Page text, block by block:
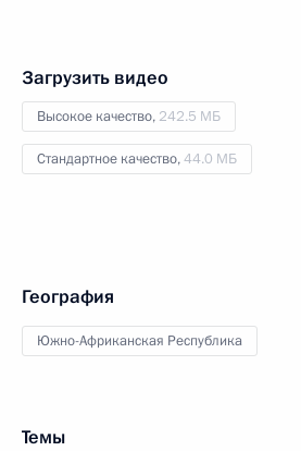
Загрузить видео
Высокое качество, 242.5 МБ
Стандартное качество,44.0 МБ
География
Южно-Африканская Республика
Темы